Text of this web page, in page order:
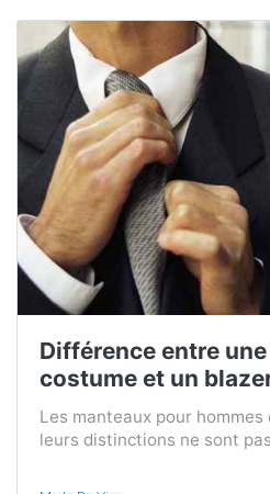
Différence entre
costume et un
Les manteaux pour
leurs distinctions ne sont